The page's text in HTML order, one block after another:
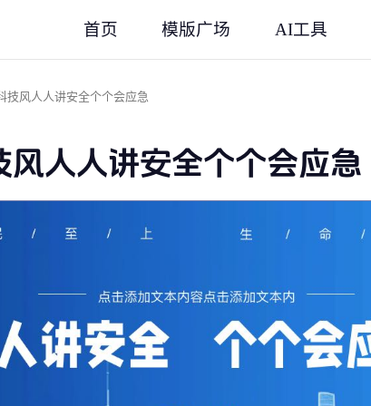
首页 模版广场 AI工具
技风人人讲安全个个会应急
风人人讲安全个个会应急